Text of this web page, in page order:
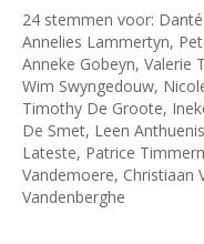
24 stemmen voor:
Annelies Lammertyn,
Anneke Gobeyn, Valerie
Wim Swyngedouw,
Timothy De Groote,
De Smet, Leen
Lateste, Patrice
Vandemoere, Christiaan
Vandenberghe